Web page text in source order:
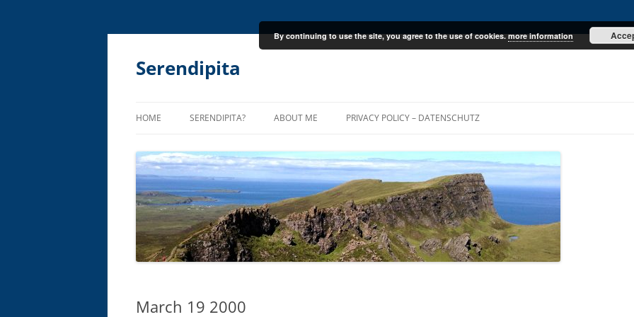
Skip
Serendipita
HOME SERENDIPITA? ABOUT ME PRIVACY POLICY – DATENSCHUTZ
March 19 2000
By continuing to use the site, you agree to the use of cookies.more information